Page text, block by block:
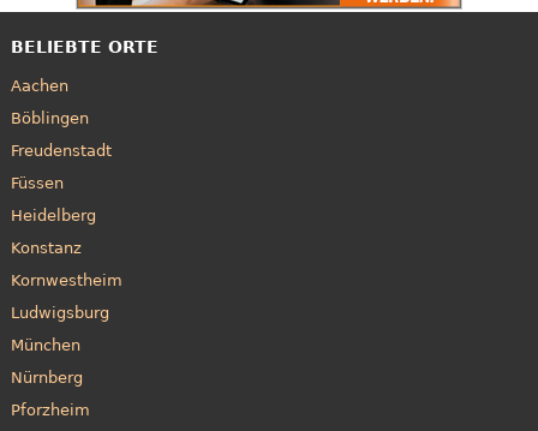
BELIEBTE ORTE
Aachen
Böblingen
Freudenstadt
Füssen
Heidelberg
Konstanz
Kornwestheim
Ludwigsburg
München
Nürnberg
Pforzheim